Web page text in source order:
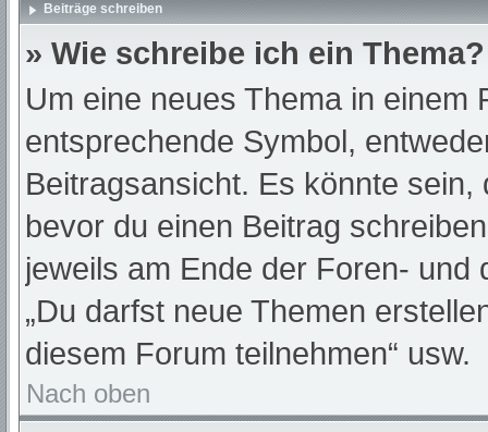
Beiträge schreiben
» Wie schreibe ich ein Thema?
Um eine neues Thema in
entsprechende Symbol,
Beitragsansicht. Es könnte
bevor du einen Beitrag
jeweils am Ende der Foren-
„Du darfst neue Themen
diesem Forum teilnehmen“ usw.
Nach oben